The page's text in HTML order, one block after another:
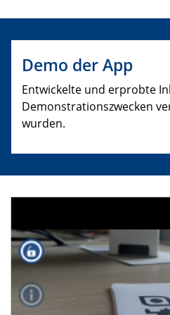
Demo der App
Entwickelte und erprobte
Demonstrationszwecken
wurden.